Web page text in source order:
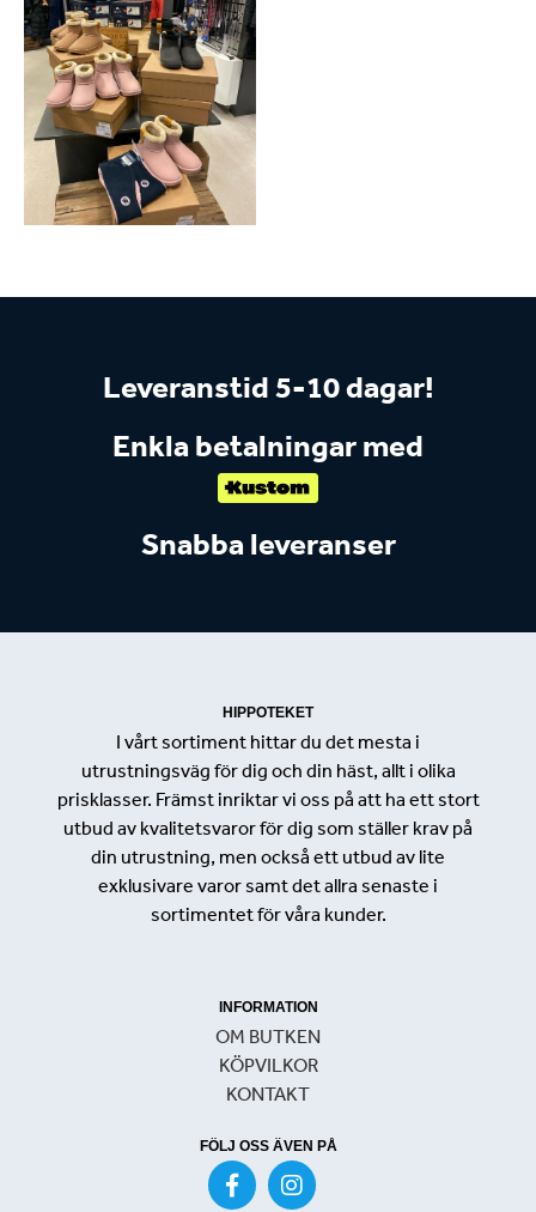
Leveranstid 5-10 dagar!
Enkla betalningar med
Snabba leveranser
HIPPOTEKET
I vårt sortiment hittar du det mesta i
utrustningsväg för dig och din häst, allt i olika
prisklasser. Främst inriktar vi oss på att ha ett stort
utbud av kvalitetsvaror för dig som ställer krav på
din utrustning, men också ett utbud av lite
exklusivare varor samt det allra senaste i
sortimentet för våra kunder.
INFORMATION
OM BUTKEN
KÖPVILKOR
KONTAKT
FÖLJ OSS ÄVEN PÅ